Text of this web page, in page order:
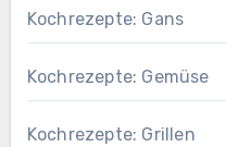
Kochrezepte: Gans
Kochrezepte: Gemüse
Kochrezepte: Grillen